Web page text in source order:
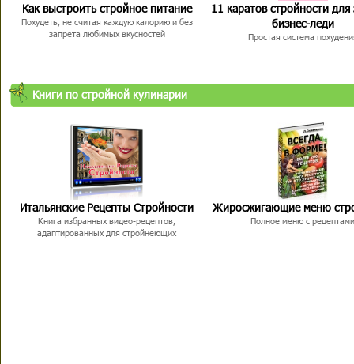
Как выстроить стройное питание
Похудеть, не считая каждую калорию и без
запрета любимых вкусностей
11 каратов стройности для
бизнес-леди
Простая система
Книги по стройной кулинарии
Итальянские Рецепты Стройности
Книга избранных видео-рецептов,
адаптированных для стройнеющих
Жиросжигающие меню
Полное меню с рецептами